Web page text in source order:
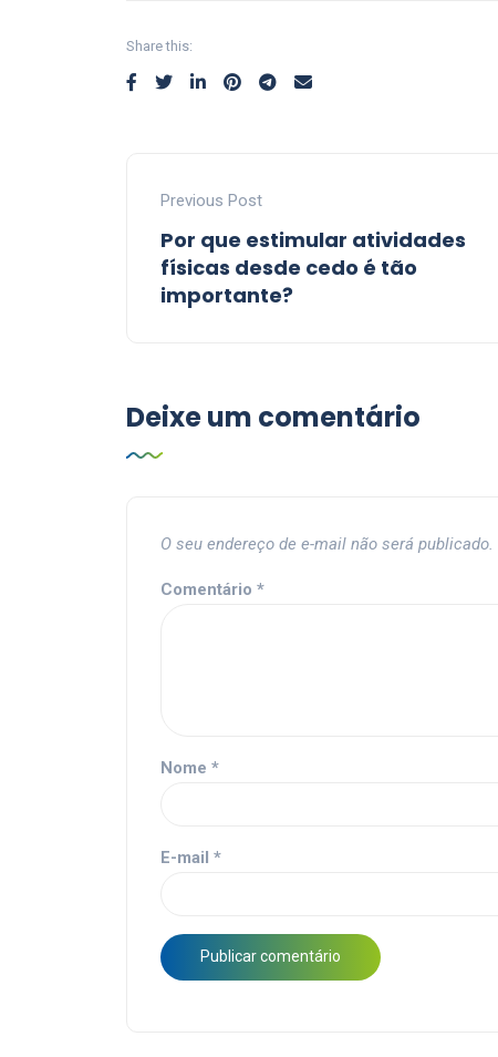
Share this:
Previous Post
Por que estimular atividades
físicas desde cedo é tão
importante?
Deixe um comentário
O seu endereço de e-mail não será publicado.
Comentário *
Nome *
E-mail *